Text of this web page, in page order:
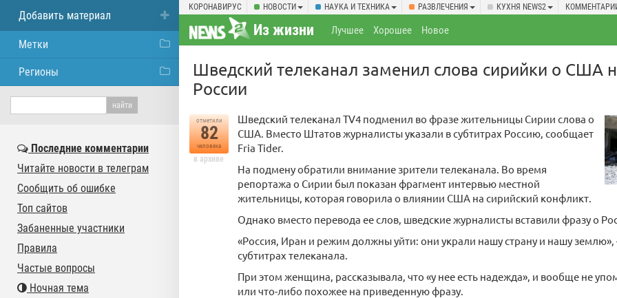
КОРОНАВИРУС НОВОСТИ НАУКА И ТЕХНИКА РАЗВЛЕЧЕНИЯ КУХНЯ NEWS2
Из жизни Лучшее Хорошее Новое
Шведский телеканал заменил слова сирийки о США
России
отметили
82
человека
в архиве
Шведский телеканал TV4 подменил во фразе жительницы Сирии слова о
США. Вместо Штатов журналисты указали в субтитрах Россию, сообщает
Fria Tider.
На подмену обратили внимание зрители телеканала. Во время
репортажа о Сирии был показан фрагмент интервью местной
жительницы, которая говорила о влиянии США на сирийский конфликт.
Однако вместо перевода ее слов, шведские журналисты вставили фразу о
«Россия, Иран и режим должны уйти: они украли нашу страну и нашу землю»,
субтитрах телеканала.
При этом женщина, рассказывала, что «у нее есть надежда», и вообще не
или что-либо похожее на приведенную фразу.
Добавить материал
Метки
Регионы
Последние комментарии
Читайте новости в телеграм
Сообщить об ошибке
Топ сайтов
Забаненные участники
Правила
Частые вопросы
Ночная тема